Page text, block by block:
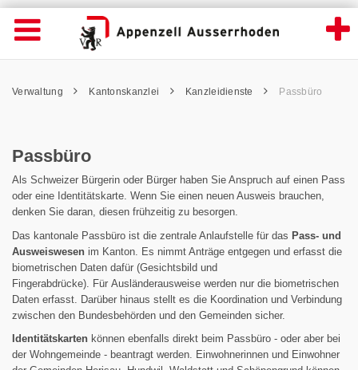
Passbüro - Appenzell Ausserrhoden
Wichtige
Seiten
Home
Inhalt
Navigation öffnen
Inhalt
Pfadnavigation
Verwaltung Kantonskanzlei Kanzleidienste Passbüro
Passbüro
Als Schweizer Bürgerin oder Bürger haben Sie Anspruch auf einen Pass
oder eine Identitätskarte. Wenn Sie einen neuen Ausweis brauchen,
denken Sie daran, diesen frühzeitig zu besorgen.
Das kantonale Passbüro ist die zentrale Anlaufstelle für das Pass- und
Ausweiswesen im Kanton. Es nimmt Anträge entgegen und erfasst die
biometrischen Daten dafür (Gesichtsbild und
Fingerabdrücke). Für Ausländerausweise werden nur die biometrischen
Daten erfasst. Darüber hinaus stellt es die Koordination und Verbindung
zwischen den Bundesbehörden und den Gemeinden sicher.
Identitätskarten können ebenfalls direkt beim Passbüro - oder aber bei
der Wohngemeinde - beantragt werden. Einwohnerinnen und Einwohner